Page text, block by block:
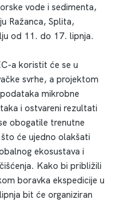
vode i sedimenta,
Ražanca, Splita,
od 11. do 17. lipnja.
a koristit će se u
svrhe, a projektom
mikrobne
i ostvareni rezultati
obogatile trenutne
će ujedno olakšati
ekosustava i
Kako bi približili
boravka ekspedicije u
bit će organiziran